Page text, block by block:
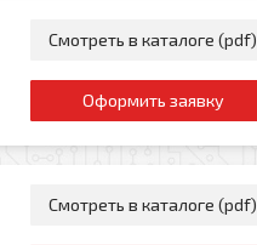
Смотреть в каталоге (pdf)
Оформить заявку
Смотреть в каталоге (pdf)